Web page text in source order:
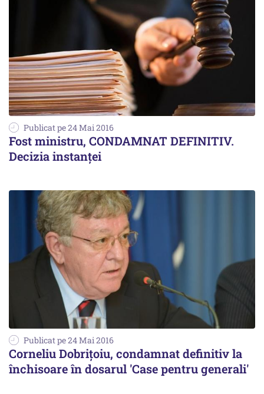
Publicat pe 24 Mai 2016
Fost ministru, CONDAMNAT DEFINITIV.
Decizia instanței
Publicat pe 24 Mai 2016
Corneliu Dobriţoiu, condamnat definitiv la
închisoare în dosarul 'Case pentru generali'